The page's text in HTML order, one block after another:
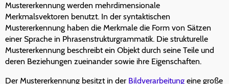
Mustererkennung werden mehrdimensionale
Merkmalsvektoren benutzt. In der syntaktischen
Mustererkennung haben die Merkmale die Form von Sätzen
einer Sprache in Phrasenstrukturgrammatik. Die strukturelle
Mustererkennung beschreibt ein Objekt durch seine Teile und
deren Beziehungen zueinander sowie ihre Eigenschaften.
Der Mustererkennung besitzt in der Bildverarbeitung eine große